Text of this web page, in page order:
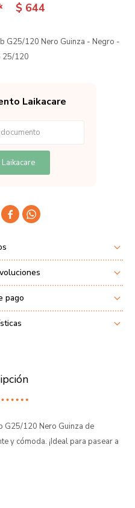
$ 644
G25/120 Nero Guinza - Negro -
25/120
Laikacare
 
pago
G25/120 Nero Guinza de
y cómoda. ¡Ideal para pasear a